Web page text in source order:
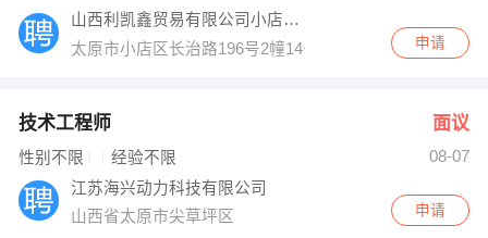
山西利凯鑫贸易有限公司小店分公司
太原市小店区长治路196号2幢14号
申请
技术工程师 面议
性别不限 经验不限
08-07
江苏海兴动力科技有限公司
山西省太原市尖草坪区
申请